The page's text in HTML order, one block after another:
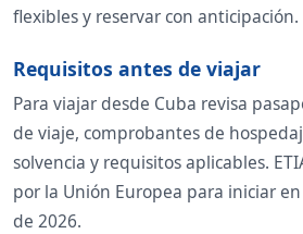
flexibles y reservar con anticipación.
Requisitos antes de viajar
Para viajar desde Cuba revisa
de viaje, comprobantes de
solvencia y requisitos aplicables.
por la Unión Europea para iniciar
de 2026.